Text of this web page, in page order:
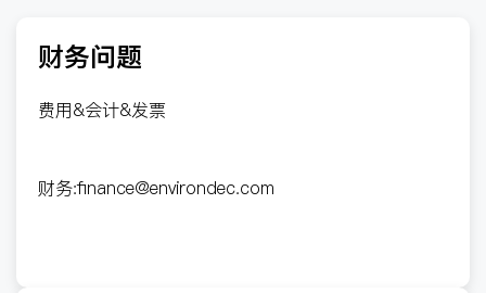
财务问题
费用&会计&发票
财务:finance@environdec.com